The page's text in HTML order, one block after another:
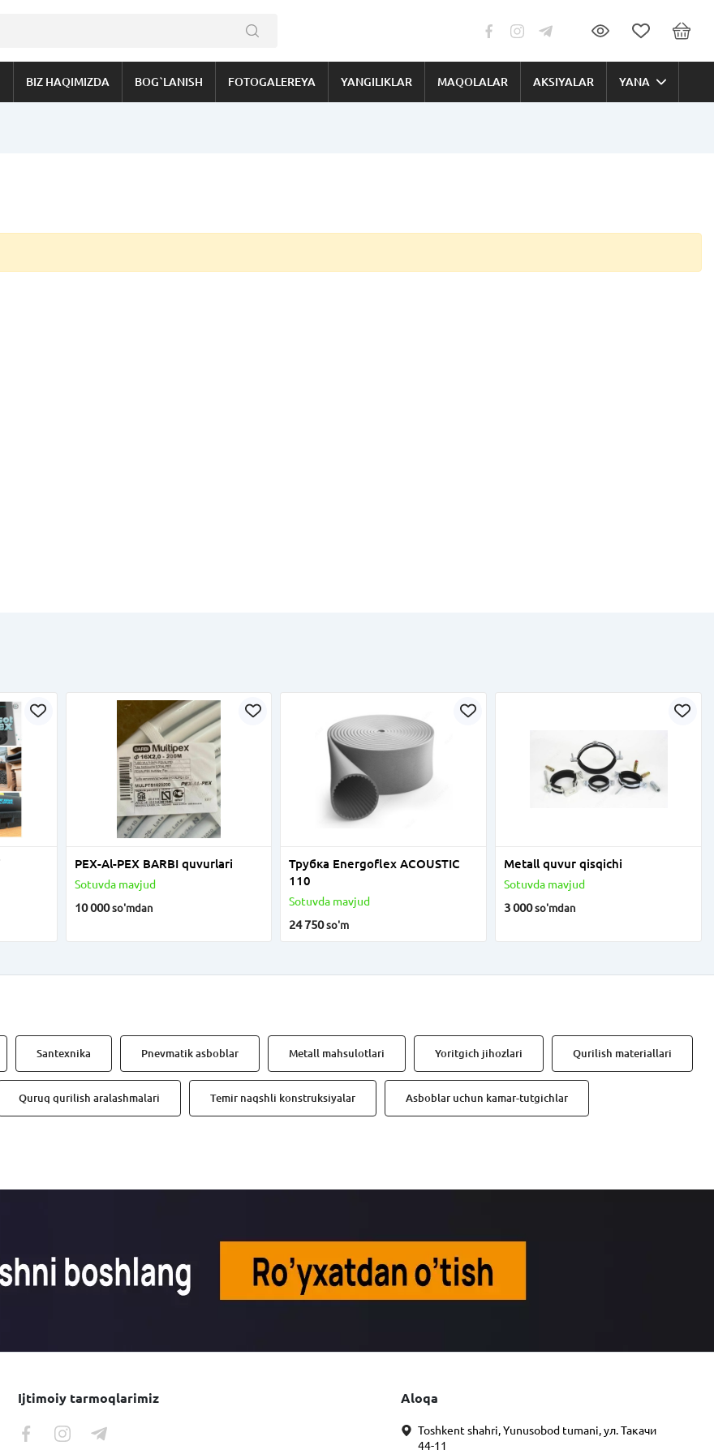
BIZ HAQIMIZDA BOG`LANISH FOTOGALEREYA YANGILIKLAR MAQOLALAR AKSIYALAR YANA
PEX-Al-PEX BARBI quvurlari
Sotuvda mavjud
10 000so'mdan
Трубка Energoflex ACOUSTIC
110
Sotuvda mavjud
24 750so'm
Metall quvur qisqichi
Sotuvda mavjud
3 000so'mdan
Santexnika Pnevmatik asboblar Metall mahsulotlari Yoritgich jihozlari Qurilish materiallari
Quruq qurilish aralashmalari Temir naqshli konstruksiyalar Asboblar uchun kamar-tutgichlar
Ijtimoiy tarmoqlarimiz Aloqa
Toshkent shahri, Yunusobod tumani, ул. Такачи
44-11